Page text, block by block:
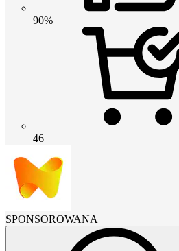
90%
46
SPONSOROWANA